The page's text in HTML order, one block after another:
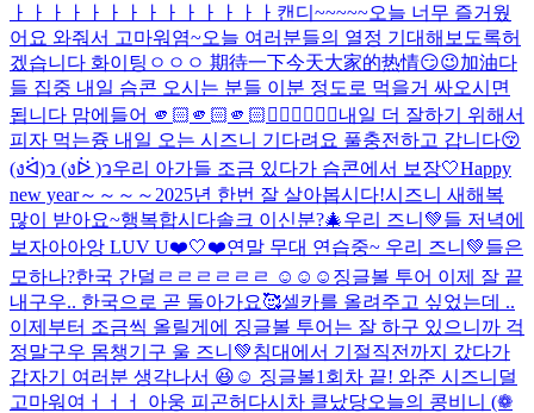
ㅏㅏㅏㅏㅏㅏㅏㅏㅏㅏㅏㅏㅏㅏ캔디~~~~~오늘 너무 즐거웠
어요 와줘서 고마워염~오늘 여러분들의 열정 기대해보도록허
겠습니다 화이팅ㅇㅇㅇ 期待一下今天大家的热情😏😉加油다
들 집중 내일 슴콘 오시는 분들 이분 정도로 먹을거 싸오시면
됩니다 맘에들어 🫵🏻🫵🏻🫵🏻👍🏻👍🏻👍🏻내일 더 잘하기 위해서
피자 먹는즁 내일 오는 시즈니 기다려요 풀충전하고 갑니다😚
(งᐛ)ว (งᐖ )ว우리 아가들 조금 있다가 슴콘에서 보장🤍Happy
new year～～～～ 2025년 한번 잘 살아봅시다!시즈니 새해복
많이 받아요~행복합시다솔크 이신분?🎄우리 즈니💚들 저녁에
보자아아앙 LUV U❤️🤍❤️연말 무대 연습중~ 우리 즈니💚들은
모하나?한국 간덜ㄹㄹㄹㄹㄹㄹ ☺️☺️☺️ 징글볼 투어 이제 잘 끝
내구우.. 한국으로 곧 돌아가요🥰셀카를 올려주고 싶었는데 ..
이제부터 조금씩 올릴게에 징글볼 투어는 잘 하구 있으니까 걱
정말구우 몸챙기구 울 즈니💚침대에서 기절직전까지 갔다가
갑자기 여러분 생각나서 😆☺️ 징글볼1회차 끝! 와준 시즈니덜
고마워여ㅓㅓㅓ 아웅 피곤허다시차 클났당오늘의 콩비니 (❁